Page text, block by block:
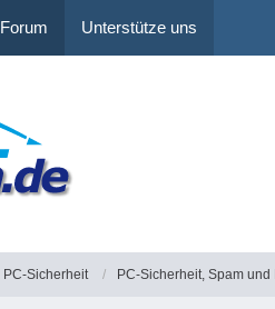
Forum Unterstütze uns
PC-Sicherheit PC-Sicherheit, Spam und